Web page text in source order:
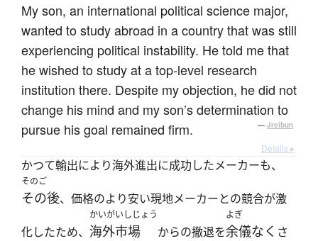
My son, an international political science major,
wanted to study abroad in a country that was still
experiencing political instability. He told me that
he wished to study at a top-level research
institution there. Despite my objection, he did not
change his mind and my son’s determination to
pursue his goal remained firm.
— Jreibun
Details ▸
かつて輸出により海外進出に成功したメーカーも、
そのご
その後、価格のより安い現地メーカーとの競合が激
化したため、
かいがいしじょう
海外市場 からの撤退を
よぎ
余儀なく さ